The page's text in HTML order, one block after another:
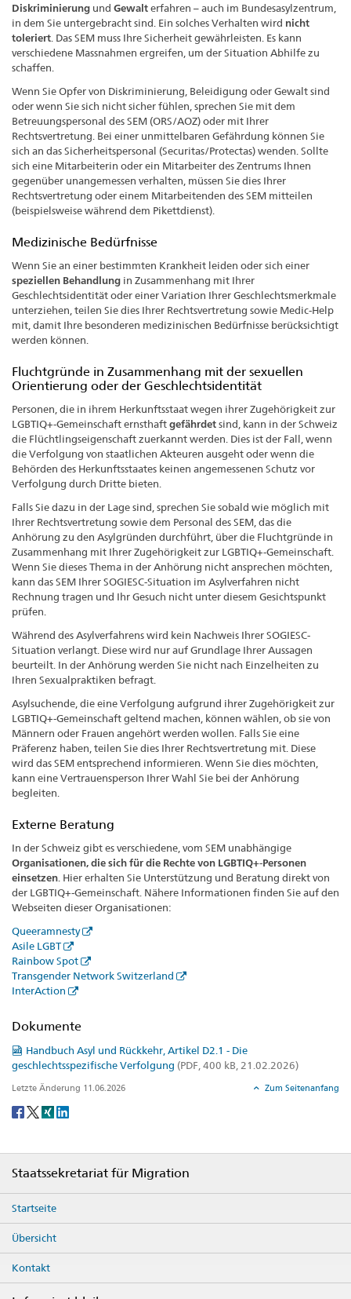
Diskriminierung und Gewalterfahren – auch im Bundesasylzentrum,
in dem Sie untergebracht sind. Ein solches Verhalten wird nicht
toleriert . Das SEM muss Ihre Sicherheit gewährleisten. Es kann
verschiedene Massnahmen ergreifen, um der Situation Abhilfe zu
schaffen.
Wenn Sie Opfer von Diskriminierung, Beleidigung oder Gewalt sind
oder wenn Sie sich nicht sicher fühlen, sprechen Sie mit dem
Betreuungspersonal des SEM (ORS/AOZ) oder mit Ihrer
Rechtsvertretung. Bei einer unmittelbaren Gefährdung können Sie
sich an das Sicherheitspersonal (Securitas/Protectas) wenden. Sollte
sich eine Mitarbeiterin oder ein Mitarbeiter des Zentrums Ihnen
gegenüber unangemessen verhalten, müssen Sie dies Ihrer
Rechtsvertretung oder einem Mitarbeitenden des SEM mitteilen
(beispielsweise während dem Pikettdienst).
Medizinische Bedürfnisse
Wenn Sie an einer bestimmten Krankheit leiden oder sich einer
speziellen Behandlung in Zusammenhang mit Ihrer
Geschlechtsidentität oder einer Variation Ihrer Geschlechtsmerkmale
unterziehen, teilen Sie dies Ihrer Rechtsvertretung sowie Medic-Help
mit, damit Ihre besonderen medizinischen Bedürfnisse berücksichtigt
werden können.
Fluchtgründe in Zusammenhang mit der sexuellen
Orientierung oder der Geschlechtsidentität
Personen, die in ihrem Herkunftsstaat wegen ihrer Zugehörigkeit zur
LGBTIQ+-Gemeinschaft ernsthaftgefährdetsind, kann in der Schweiz
die Flüchtlingseigenschaft zuerkannt werden. Dies ist der Fall, wenn
die Verfolgung von staatlichen Akteuren ausgeht oder wenn die
Behörden des Herkunftsstaates keinen angemessenen Schutz vor
Verfolgung durch Dritte bieten.
Falls Sie dazu in der Lage sind, sprechen Sie sobald wie möglich mit
Ihrer Rechtsvertretung sowie dem Personal des SEM, das die
Anhörung zu den Asylgründen durchführt, über die Fluchtgründe in
Zusammenhang mit Ihrer Zugehörigkeit zur LGBTIQ+-Gemeinschaft.
Wenn Sie dieses Thema in der Anhörung nicht ansprechen möchten,
kann das SEM Ihrer SOGIESC-Situation im Asylverfahren nicht
Rechnung tragen und Ihr Gesuch nicht unter diesem Gesichtspunkt
prüfen.
Während des Asylverfahrens wird kein Nachweis Ihrer SOGIESC-
Situation verlangt. Diese wird nur auf Grundlage Ihrer Aussagen
beurteilt. In der Anhörung werden Sie nicht nach Einzelheiten zu
Ihren Sexualpraktiken befragt.
Asylsuchende, die eine Verfolgung aufgrund ihrer Zugehörigkeit zur
LGBTIQ+-Gemeinschaft geltend machen, können wählen, ob sie von
Männern oder Frauen angehört werden wollen. Falls Sie eine
Präferenz haben, teilen Sie dies Ihrer Rechtsvertretung mit. Diese
wird das SEM entsprechend informieren. Wenn Sie dies möchten,
kann eine Vertrauensperson Ihrer Wahl Sie bei der Anhörung
begleiten.
Externe Beratung
In der Schweiz gibt es verschiedene, vom SEM unabhängige
Organisationen, die sich für die Rechte von LGBTIQ+-Personen
einsetzen . Hier erhalten Sie Unterstützung und Beratung direkt von
der LGBTIQ+-Gemeinschaft. Nähere Informationen finden Sie auf den
Webseiten dieser Organisationen:
Queeramnesty
Asile LGBT
Rainbow Spot
Transgender Network Switzerland
InterAction
Dokumente
Handbuch Asyl und Rückkehr, Artikel D2.1 - Die
geschlechtsspezifische Verfolgung (PDF, 400 kB, 21.02.2026)
Letzte Änderung 11.06.2026 Zum Seitenanfang
Social
Staatssekretariat für Migration
Startseite
Übersicht
Kontakt